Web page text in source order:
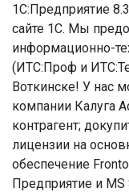
1С:Предприятие
сайте 1С. Мы
информационно-
(ИТС:Проф и
Воткинске! У нас
компании Калуга
контрагент;
лицензии на
обеспечение
Предприятие и